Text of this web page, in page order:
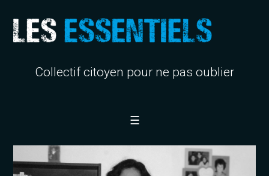
Collectif citoyen pour ne pas oublier
☰